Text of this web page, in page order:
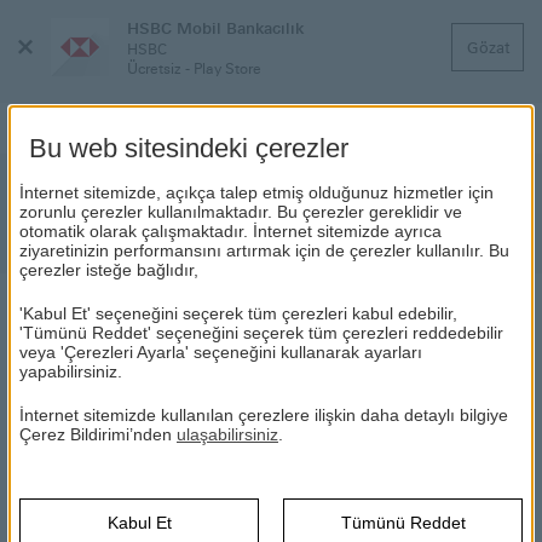
Menüyü
HSBC Mobil Bankacılık
HSBC
Ücretsiz - Play Store
Gözat
Vergi Tahsilatları
Vergilerinizi zahmetsizce ödeyin!
VERGİ TAHSİLATLARI
Bu web sitesindeki çerezler
İnternet sitemizde, açıkça talep etmiş olduğunuz hizmetler için
zorunlu çerezler kullanılmaktadır. Bu çerezler gereklidir ve
otomatik olarak çalışmaktadır. İnternet sitemizde ayrıca
ziyaretinizin performansını artırmak için de çerezler kullanılır. Bu
çerezler isteğe bağlıdır,
'Kabul Et' seçeneğini seçerek tüm çerezleri kabul edebilir,
'Tümünü Reddet' seçeneğini seçerek tüm çerezleri reddedebilir
veya 'Çerezleri Ayarla' seçeneğini kullanarak ayarları
yapabilirsiniz.
İnternet sitemizde kullanılan çerezlere ilişkin daha detaylı bilgiye
Çerez Bildirimi’nden ulaşabilirsiniz
Kabul Et Tümünü Reddet